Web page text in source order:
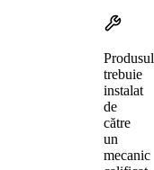
Produsul
trebuie
instalat
de
către
un
mecanic